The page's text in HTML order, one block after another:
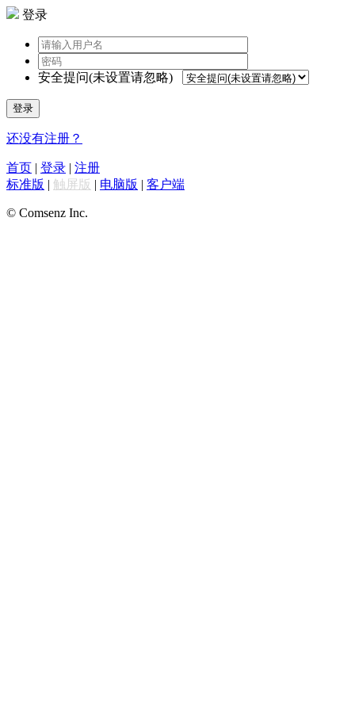
登录
安全提问(未设置请忽略)
登录
还没有注册？
首页 | 登录 | 注册
标准版 | 触屏版 | 电脑版 | 客户端
© Comsenz Inc.